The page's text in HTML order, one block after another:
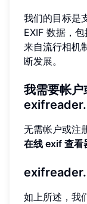
我们的目标是
EXIF 数据，包
来自流行相机
断发展。
我需要帐户
无需帐户或注
在线 exif 查看
如上所述，我